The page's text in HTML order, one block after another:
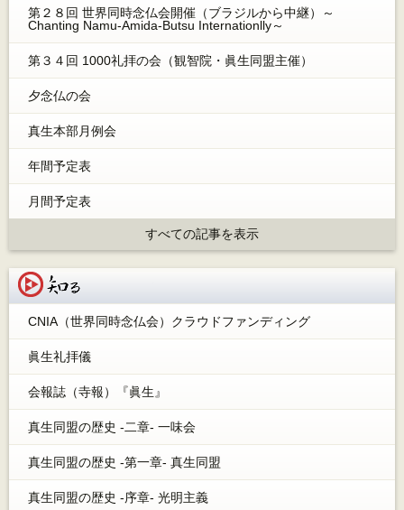
第２８回 世界同時念仏会開催（ブラジルから中継）～
Chanting Namu-Amida-Butsu Internationlly～
第３４回 1000礼拝の会（観智院・眞生同盟主催）
夕念仏の会
真生本部月例会
年間予定表
月間予定表
すべての記事を表示
CNIA（世界同時念仏会）クラウドファンディング
眞生礼拝儀
会報誌（寺報）『眞生』
真生同盟の歴史 -二章- 一味会
真生同盟の歴史 -第一章- 真生同盟
真生同盟の歴史 -序章- 光明主義